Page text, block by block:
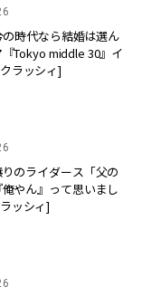
時代なら結婚は選ん
Tokyo middle 30』イ
ラッシィ]
のライダース「父の
やん』って思いまし
ッシィ]